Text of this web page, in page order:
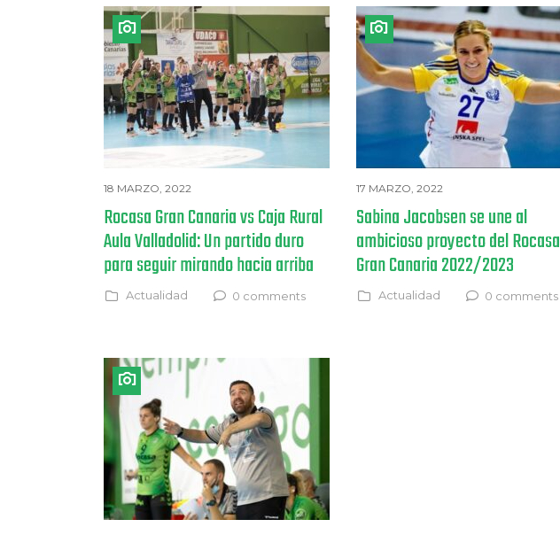
18 MARZO, 2022
Rocasa Gran Canaria vs Caja Rural
Aula Valladolid: Un partido duro
para seguir mirando hacia arriba
Actualidad 0 comments
17 MARZO, 2022
Sabina Jacobsen se une al
ambicioso proyecto del Rocasa
Gran Canaria 2022/2023
Actualidad 0 comments